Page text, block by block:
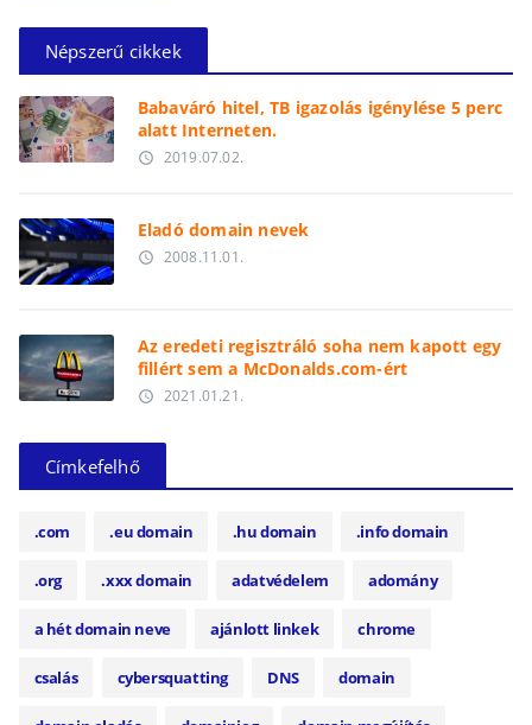
Népszerű cikkek
Babaváró hitel, TB igazolás igénylése 5 perc
alatt Interneten.
access_time 2019.07.02.
Eladó domain nevek
access_time 2008.11.01.
Az eredeti regisztráló soha nem kapott egy
fillért sem a McDonalds.com-ért
access_time 2021.01.21.
Címkefelhő
.com .eu domain .hu domain .info domain
.org .xxx domain adatvédelem adomány
a hét domain neve ajánlott linkek chrome
csalás cybersquatting DNS domain